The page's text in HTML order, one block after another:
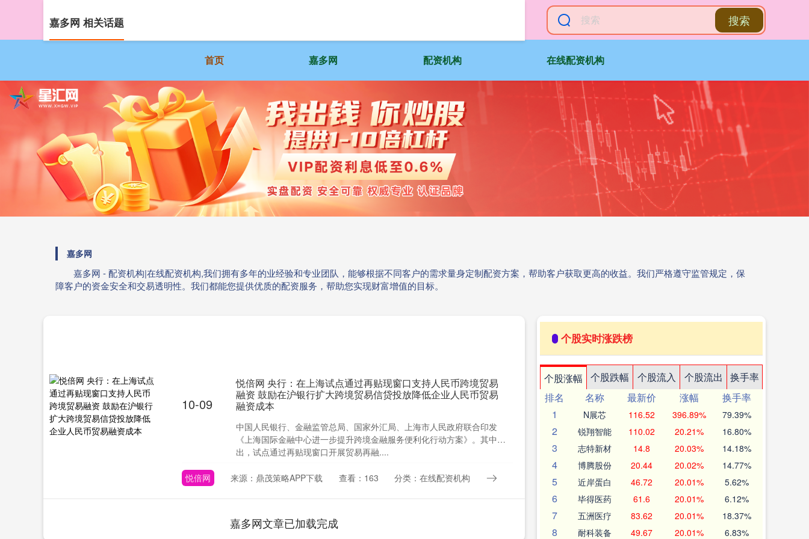
搜索
首页 嘉多网 配资机构 在线配资机构
嘉多网
嘉多网 - 配资机构|在线配资机构,我们拥有多年的业经验和专业团队，能够根据不同客户的需求量身定制配资方案，帮助客户获取更高的收益。我们严格遵守监管规定，保
障客户的资金安全和交易透明性。我们都能您提供优质的配资服务，帮助您实现财富增值的目标。
嘉多网 相关话题
10-09
悦倍网 央行：在上海试点通过再贴现窗口支持人民币跨境贸易
融资 鼓励在沪银行扩大跨境贸易信贷投放降低企业人民币贸易
融资成本
中国人民银行、金融监管总局、国家外汇局、上海市人民政府联合印发
《上海国际金融中心进一步提升跨境金融服务便利化行动方案》。其中指
出，试点通过再贴现窗口开展贸易再融....
悦倍网 来源：鼎茂策略APP下载 查看：163 分类：在线配资机构
嘉多网文章已加载完成
个股实时涨跌榜
个股涨幅 个股跌幅 个股流入 个股流出
换手率
排名
名称 最新价 涨幅
换手率
1
N展芯 116.52 396.89% 79.39%
2 锐翔智能 110.02 20.21% 16.80%
3 志特新材 14.8 20.03% 14.18%
4 博腾股份 20.44 20.02% 14.77%
5 近岸蛋白 46.72 20.01% 5.62%
6 毕得医药 61.6 20.01% 6.12%
7 五洲医疗 83.62 20.01% 18.37%
8 耐科装备 49.67 20.01% 6.83%